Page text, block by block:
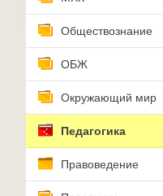
Обществознание
ОБЖ
Окружающий мир
Педагогика
Правоведение